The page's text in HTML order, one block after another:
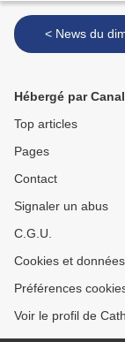
< News du
Hébergé par
Top articles
Pages
Contact
Signaler un abus
C.G.U.
Cookies et
Préférences
Voir le profil de